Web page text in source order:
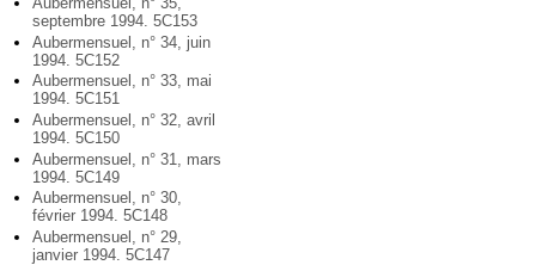
septembre 1994. 5C153
Aubermensuel, n° 34, juin
1994. 5C152
Aubermensuel, n° 33, mai
1994. 5C151
Aubermensuel, n° 32, avril
1994. 5C150
Aubermensuel, n° 31, mars
1994. 5C149
Aubermensuel, n° 30,
février 1994. 5C148
Aubermensuel, n° 29,
janvier 1994. 5C147